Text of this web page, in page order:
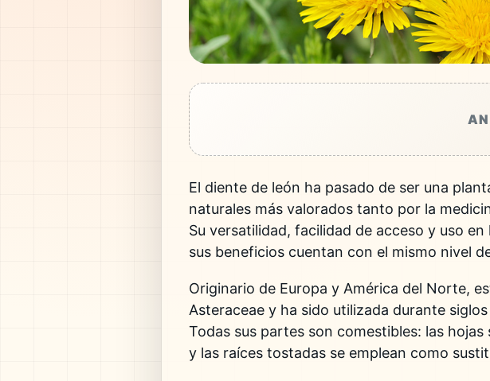
El diente de león ha pasado de ser una
naturales más valorados tanto por la
Su versatilidad, facilidad de acceso y uso
sus beneficios cuentan con el mismo nivel
Originario de Europa y América del Norte,
Asteraceae y ha sido utilizada durante
Todas sus partes son comestibles: las
y las raíces tostadas se emplean como